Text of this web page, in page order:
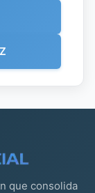
que consolida